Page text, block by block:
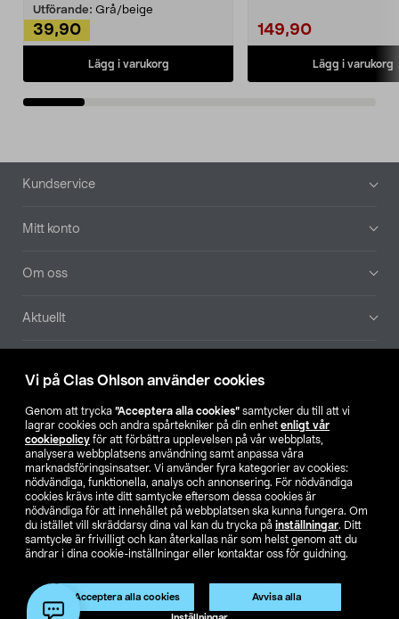
Vi på Clas Ohlson använder cookies
Genom att trycka ”Acceptera alla cookies” samtycker du till att vi
lagrar cookies och andra spårtekniker på din enhet enligt vår
cookiepolicy för att förbättra upplevelsen på vår webbplats,
analysera webbplatsens användning samt anpassa våra
marknadsföringsinsatser. Vi använder fyra kategorier av cookies:
nödvändiga, funktionella, analys och annonsering. För nödvändiga
cookies krävs inte ditt samtycke eftersom dessa cookies är
nödvändiga för att innehållet på webbplatsen ska kunna fungera. Om
du istället vill skräddarsy dina val kan du trycka på inställningar. Ditt
samtycke är frivilligt och kan återkallas när som helst genom att du
ändrar i dina cookie-inställningar eller kontaktar oss för guidning.
Acceptera alla cookies Avvisa alla
Produkten har utgått
Artikelnr: 51-2947
Utförande: Grå/beige
39,90
Lägg i varukorg
149,90
Lägg i varukorg
Sidfot
Kundservice
Mitt konto
Om oss
Aktuellt
Hitta butik
SE NO FI
Ändra till priser exklusive moms